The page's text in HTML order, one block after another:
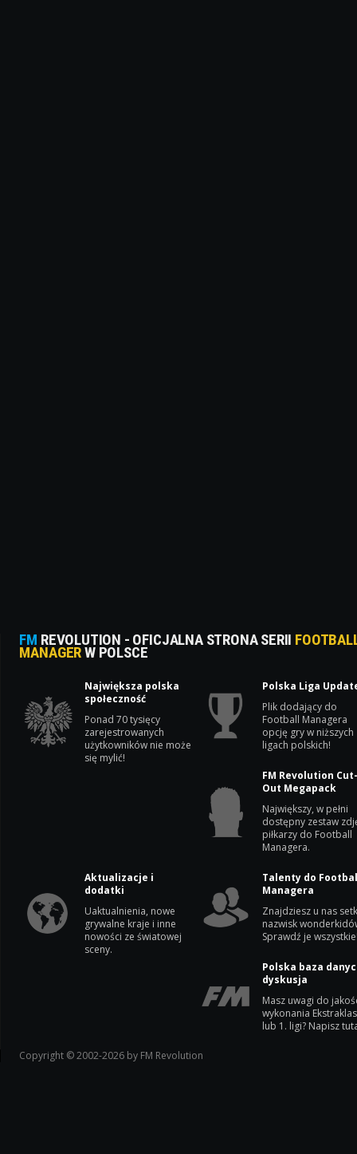
FM REVOLUTION - OFICJALNA STRONA SERII
MANAGERW POLSCE
Największa polska
społeczność
Ponad 70 tysięcy
zarejestrowanych
użytkowników nie może
się mylić!
Polska Liga
Plik dodający do
Football Managera
opcję gry w niższych
ligach polskich!
FM Revolution
Out Megapack
Największy, w pełni
dostępny zestaw
piłkarzy do Football
Managera.
Aktualizacje i
dodatki
Uaktualnienia, nowe
grywalne kraje i inne
nowości ze światowej
sceny.
Talenty do
Managera
Znajdziesz u nas
nazwisk
Sprawdź je
Polska baza
dyskusja
Masz uwagi do
wykonania
lub 1. ligi? Napisz
Copyright © 2002-2026 by FM Revolution